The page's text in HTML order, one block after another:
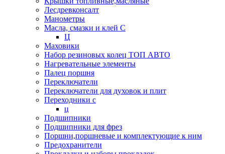
Лесдревконсалт
Манометры
Масла, смазки и клей С
Ц
Маховики
Набор резиновых колец ТОП АВТО
Нагревательные элементы
Палец поршня
Переключатели
Переключатели для духовок и плит
Переходники с
ц
Подшипники
Подшипники для фрез
Поршни,поршневые и комплектующие к ним
Предохранители